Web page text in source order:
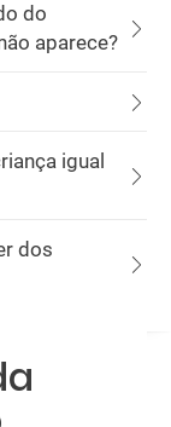
do
aparece?
igual
dos